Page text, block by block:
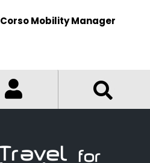
Corso Mobility Manager